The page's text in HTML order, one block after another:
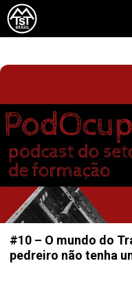
#10 – O mundo do
pedreiro não tenha